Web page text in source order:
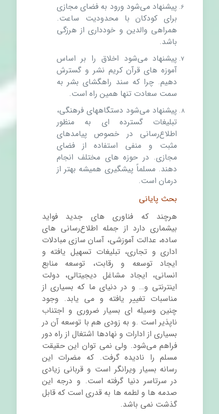
پیشنهاد می‌شود ورود به فضای مجازی
برای کودکان با محدودیت ساعت.
همراهی والدین و خودداری از هرزگی
باشد.
پیشنهاد می‌شود اخلاق را بر اساس
آموزه های قرآن کریم نشر و گسترش
دهیم. چرا که سند راهگشای بشر به
سمت سعادت تنها همین راه است.
پیشنهاد می‌شود دستگاههای فرهنگی،
تبلیغات گسترده ای به منظور
اطلاع‌رسانی در خصوص پیامدهای
مثبت و منفی استفاده از فضای
مجازی. در حوزه های مختلف انجام
دهند. مسلماً پیشگیری همیشه بهتر از
درمان است.
بحث پایانی
هرچند که فناوری های جدید فواید
بیشماری دارد از جمله اطلاع‌رسانی های
ساده، عدالت آموزشی، آسان سازی مبادلات
اداری و تجاری، تبلیغات تسهیل یافته و
ایجاد توسعه و رقابت، توسعه منابع
انسانی، ایجاد مشاغل دیجیتالی، دولت
اینترنتی و… و در دنیای ما که بسیاری از
مناسبات تغییر یافته و می یابد. وجود
چنین وسیله ای بسیار ضروری و اجتناب
ناپذیر است .و به زودی هم با توسعه آن در
بسیاری از ادارات و نهادها اشتغال از راه دور
فراهم می‌شود. ولی نمی توان این حقیقت
مسلم را نادیده گرفت. که مضرات این
رسانه بسیار ویرانگر است و قربانی زیادی
در سرتاسر دنیا گرفته است. و درجه این
صدمه ها و لطمه ها به قدری است که قابل
گذشت نمی باشد.